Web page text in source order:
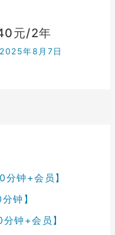
元/2年
2025年8月7日
钟+会员】
钟】
钟+会员】